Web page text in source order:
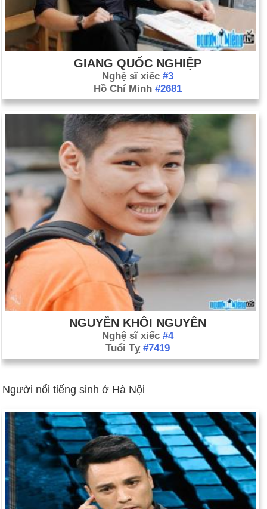
Trung tâm Thương mại Thế giới ở Thành phố New York bằng
cách gắn mình vào cơ cấu máy giặt cửa sổ và đi thẳng lên
cho đến khi bị cảnh sát giam giữ khi lên đến đỉnh. Willig mất ba
tiếng rưỡi để leo lên, và $ 1,10 tiền phạt — một xu cho mỗi
Ngày 26-5 năm 1978:Sòng bạc hợp pháp đầu tiên được vận
hành ở Hoa Kỳ bên ngoài Nevada đã được mở tại Thành phố
Ngày 26-5 năm 2003:Người dân Rwandans đã bỏ phiếu
thông qua hiến pháp mới nhằm thiết lập sự cân bằng quyền
lực giữa người Hutu và người Tutsi.
Ngày 26-5 năm 2011: Ratko Mladic, cựu tướng Serb người
Bosnia chịu trách nhiệm về vụ thảm sát hơn 8.000 người Hồi
giáo tại Srebrenica năm 1995, bị phát hiện và bị bắt tại
Lazarevo, một thị trấn nông nghiệp phía bắc Belgrade, Serbia.
GIANG QUỐC NGHIỆP
Nghệ sĩ xiếc #3
Hồ Chí Minh #2681
NGUYỄN KHÔI NGUYÊN
Nghệ sĩ xiếc #4
Tuổi Tỵ #7419
Người nổi tiếng sinh ở Hà Nội